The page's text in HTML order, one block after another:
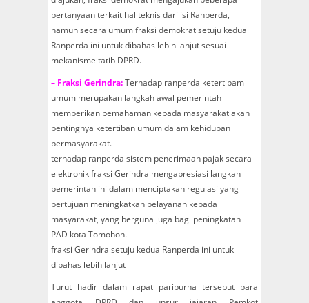
pertanyaan terkait hal teknis dari isi Ranperda,
namun secara umum fraksi demokrat setuju kedua
Ranperda ini untuk dibahas lebih lanjut sesuai
mekanisme tatib DPRD.
– Fraksi Gerindra:Terhadap ranperda ketertibam
umum merupakan langkah awal pemerintah
memberikan pemahaman kepada masyarakat akan
pentingnya ketertiban umum dalam kehidupan
bermasyarakat.
terhadap ranperda sistem penerimaan pajak secara
elektronik fraksi Gerindra mengapresiasi langkah
pemerintah ini dalam menciptakan regulasi yang
bertujuan meningkatkan pelayanan kepada
masyarakat, yang berguna juga bagi peningkatan
PAD kota Tomohon.
fraksi Gerindra setuju kedua Ranperda ini untuk
dibahas lebih lanjut
Turut hadir dalam rapat paripurna tersebut para